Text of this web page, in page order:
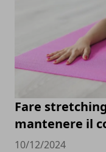
Fare
mantenere il
10/12/2024